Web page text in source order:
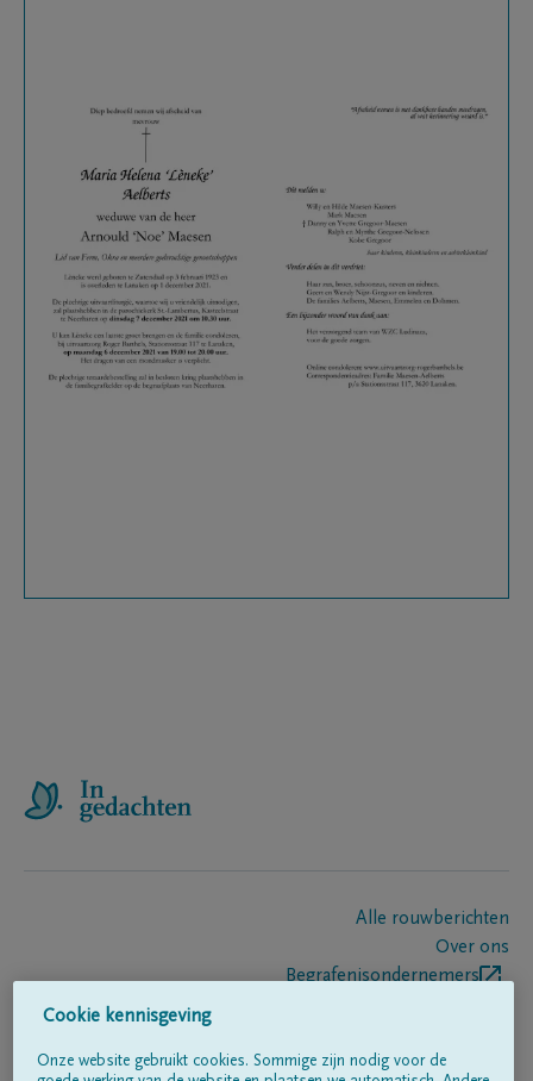
Alle rouwberichten
Over ons
Begrafenisondernemers
Cookie kennisgeving
Onze website gebruikt cookies. Sommige zijn nodig voor de